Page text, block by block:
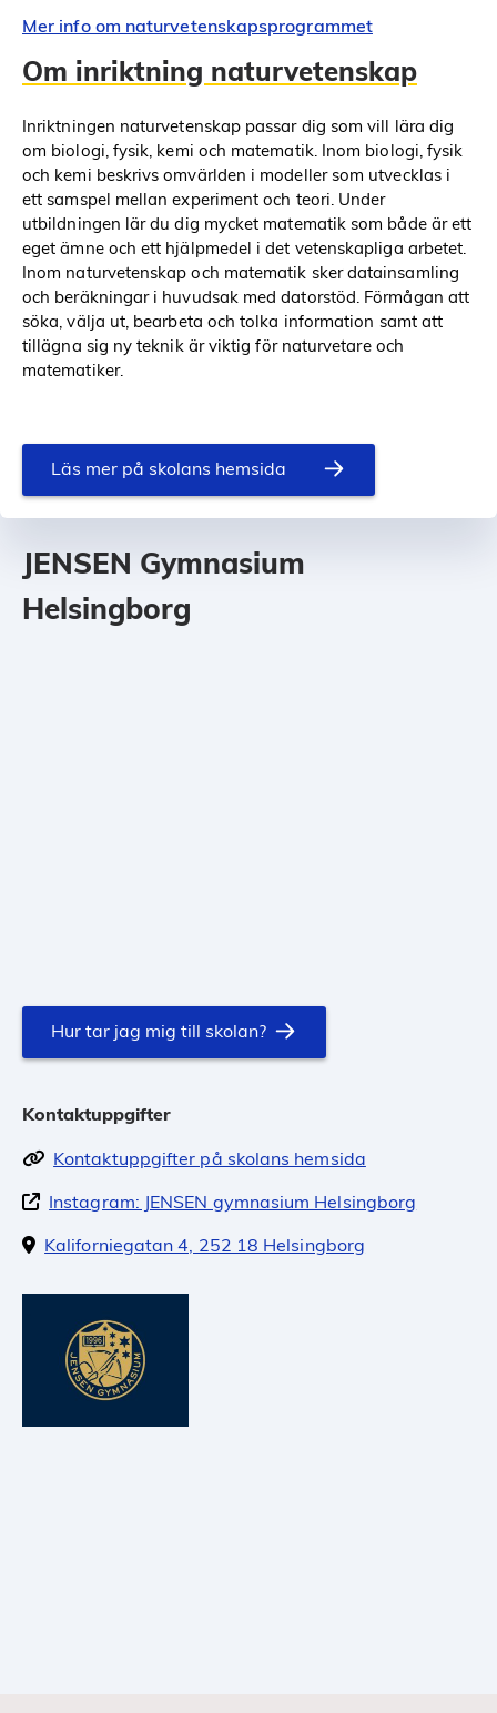
Mer info om naturvetenskapsprogrammet
Om inriktning naturvetenskap
Inriktningen naturvetenskap passar dig som vill lära dig
om biologi, fysik, kemi och matematik. Inom biologi, fysik
och kemi beskrivs omvärlden i modeller som utvecklas i
ett samspel mellan experiment och teori. Under
utbildningen lär du dig mycket matematik som både är ett
eget ämne och ett hjälpmedel i det vetenskapliga arbetet.
Inom naturvetenskap och matematik sker datainsamling
och beräkningar i huvudsak med datorstöd. Förmågan att
söka, välja ut, bearbeta och tolka information samt att
tillägna sig ny teknik är viktig för naturvetare och
matematiker.
Läs mer på skolans hemsida
JENSEN Gymnasium
Helsingborg
Hur tar jag mig till skolan?
Kontaktuppgifter
Kontaktuppgifter på skolans hemsida
Instagram: JENSEN gymnasium Helsingborg
Kaliforniegatan 4, 252 18 Helsingborg